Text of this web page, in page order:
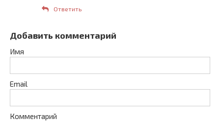
Ответить
Добавить комментарий
Имя
Email
Комментарий